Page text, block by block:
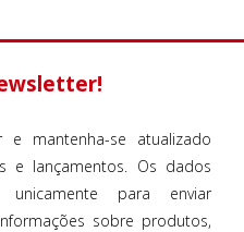
e mantenha-se atualizado
e lançamentos. Os dados
para enviar
sobre produtos,